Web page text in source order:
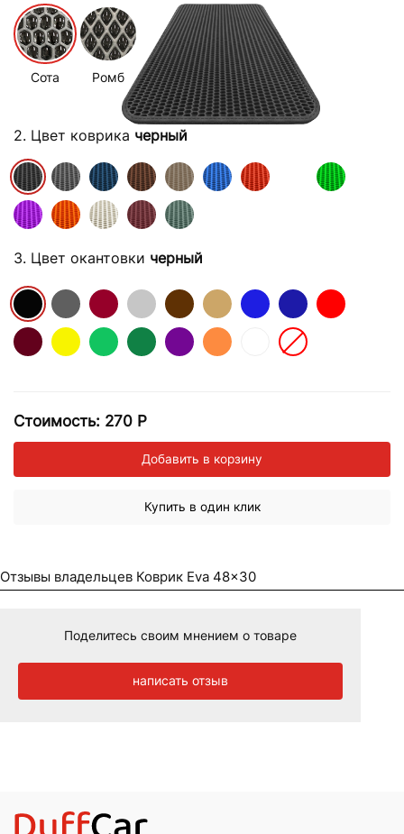
Сота Ромб
2. Цвет коврика черный
3. Цвет окантовки черный
Стоимость: 270 Р
Добавить в корзину
Купить в один клик
Отзывы владельцев Коврик Eva 48x30
Поделитесь своим мнением о товаре
написать отзыв